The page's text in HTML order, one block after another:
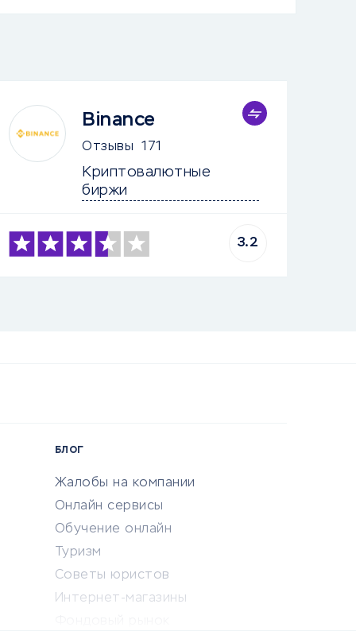
Binance
Отзывы 171
Криптовалютные
биржи
3.2
БЛОГ
Жалобы на компании
Онлайн сервисы
Обучение онлайн
Туризм
Советы юристов
Интернет-магазины